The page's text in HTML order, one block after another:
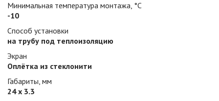
Минимальная температура монтажа, °С
-10
Способ установки
на трубу под теплоизоляцию
Экран
Оплётка из стеклонити
Габариты, мм
24 х 3.3